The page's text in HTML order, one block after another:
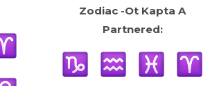
Zodiac -Ot Kapta A
Partnered: